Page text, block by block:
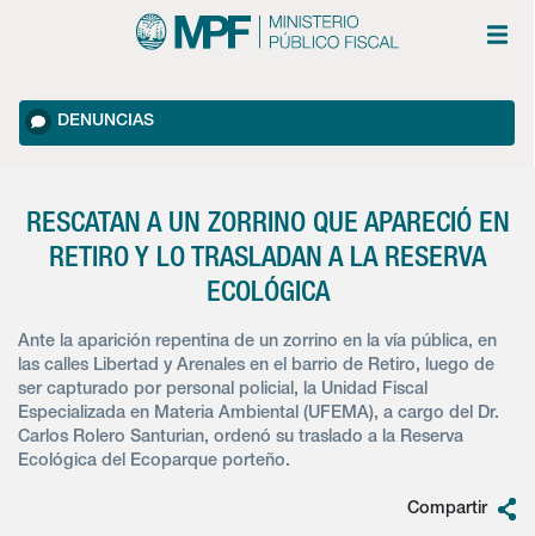
DENUNCIAS
RESCATAN A UN ZORRINO QUE APARECIÓ EN
RETIRO Y LO TRASLADAN A LA RESERVA
ECOLÓGICA
Ante la aparición repentina de un zorrino en la vía pública, en
las calles Libertad y Arenales en el barrio de Retiro, luego de
ser capturado por personal policial, la Unidad Fiscal
Especializada en Materia Ambiental (UFEMA), a cargo del Dr.
Carlos Rolero Santurian, ordenó su traslado a la Reserva
Ecológica del Ecoparque porteño.
Compartir